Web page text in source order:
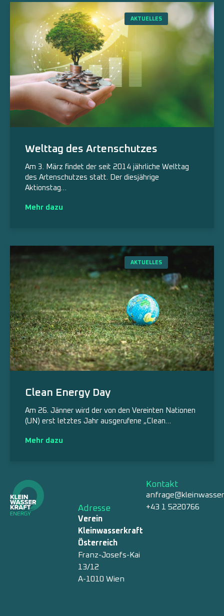
AKTUELLES
Welttag des Artenschutzes
Am 3. März findet der seit 2014 jährliche Welttag
des Artenschutzes statt. Der diesjährige
Aktionstag…
Mehr dazu
AKTUELLES
Clean Energy Day
Am 26. Jänner wird der von den Vereinten Nationen
(UN) erst letztes Jahr ausgerufene „Clean…
Mehr dazu
Adresse
Verein
Kleinwasserkraft
Österreich
Franz-Josefs-Kai
13/12
A-1010 Wien
Kontakt
+43 1 5220766